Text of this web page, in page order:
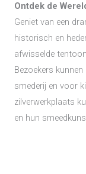
Ontdek de
Geniet van een
historisch en
afwisselde
Bezoekers
smederij en voor
zilverwerkplaats
en hun